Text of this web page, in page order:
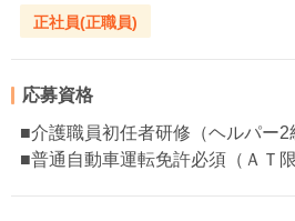
正社員(正職員)
応募資格
■介護職員初任者研修（ヘルパー2
■普通自動車運転免許必須（ＡＴ限